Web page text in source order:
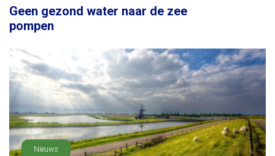
Geen gezond water naar de zee
pompen
Nieuws